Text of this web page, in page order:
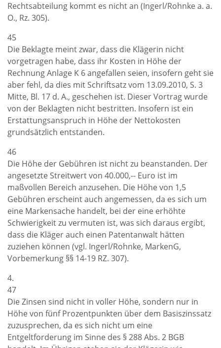
Rechtsabteilung kommt es nicht an (Ingerl/Rohnke a. a.
O., Rz. 305).
45
Die Beklagte meint zwar, dass die Klägerin nicht
vorgetragen habe, dass ihr Kosten in Höhe der
Rechnung Anlage K 6 angefallen seien, insofern geht sie
aber fehl, da dies mit Schriftsatz vom 13.09.2010, S. 3
Mitte, Bl. 17 d. A., geschehen ist. Dieser Vortrag wurde
von der Beklagten nicht bestritten. Insofern ist ein
Erstattungsanspruch in Höhe der Nettokosten
grundsätzlich entstanden.
46
Die Höhe der Gebühren ist nicht zu beanstanden. Der
angesetzte Streitwert von 40.000,-- Euro ist im
maßvollen Bereich anzusehen. Die Höhe von 1,5
Gebühren erscheint auch angemessen, da es sich um
eine Markensache handelt, bei der eine erhöhte
Schwierigkeit zu vermuten ist, was sich daraus ergibt,
dass die Kläger auch einen Patentanwalt hätten
zuziehen können (vgl. Ingerl/Rohnke, MarkenG,
Vorbemerkung §§ 14-19 RZ. 307).
4.
47
Die Zinsen sind nicht in voller Höhe, sondern nur in
Höhe von fünf Prozentpunkten über dem Basiszinssatz
zuzusprechen, da es sich nicht um eine
Entgeltforderung im Sinne des § 288 Abs. 2 BGB